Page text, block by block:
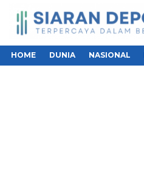
HOME DUNIA NASIONAL